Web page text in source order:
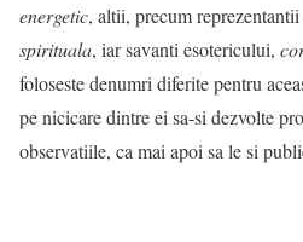
energetic, altii, precum
spirituala, iar savanti esotericului,
foloseste denumri diferite pentru
pe nicicare dintre ei sa-si dezvolte
observatiile, ca mai apoi sa le si